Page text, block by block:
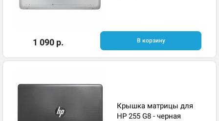
1 090 р. В корзину
Крышка матрицы для
HP 255 G8 - черная